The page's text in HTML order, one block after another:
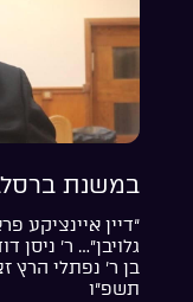
במשנת
“דיין איינציקע
גלויבן”… ר’ ניסן
בן ר’ נפתלי הרץ
תשפ”ו